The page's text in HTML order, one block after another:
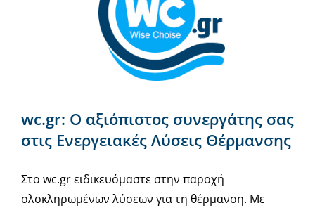
wc.gr: Ο αξιόπιστος συνεργάτης σας
στις Ενεργειακές Λύσεις Θέρμανσης
Στο wc.gr ειδικευόμαστε στην παροχή
ολοκληρωμένων λύσεων για τη θέρμανση. Με